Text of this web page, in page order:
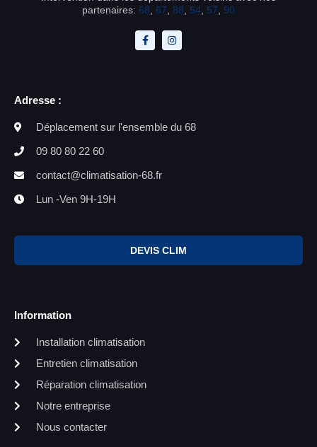
partenaires: 68 67 88 54 57 90
Adresse :
Déplacement sur l'ensemble du 68
09 80 80 22 60
contact@climatisation-68.fr
Lun -Ven 9H-19H
DEVIS CLIM
Information
Installation climatisation
Entretien climatisation
Réparation climatisation
Notre entreprise
Nous contacter